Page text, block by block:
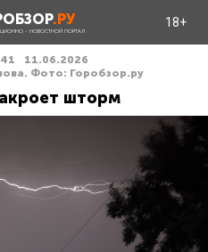
.РУ
- НОВОСТНОЙ ПОРТАЛ
18+
11.06.2026
Фото: Горобзор.ру
шторм